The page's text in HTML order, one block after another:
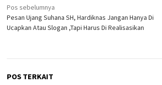
Navigasi
pos
Pos sebelumnya
Pesan Ujang Suhana SH, Hardiknas Jangan Hanya Di
Ucapkan Atau Slogan ,Tapi Harus Di Realisasikan
POS TERKAIT